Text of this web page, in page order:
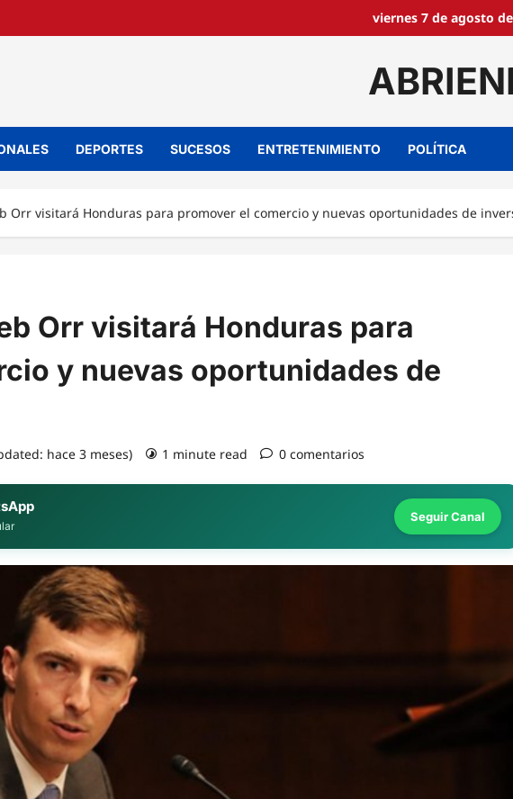
viernes 7 de agosto
DEPORTES SUCESOS ENTRETENIMIENTO POLÍTICA
Orr visitará Honduras para promover el comercio y nuevas oportunidades de
Orr visitará Honduras para
y nuevas oportunidades de
hace 3 meses) 1 minute read 0 comentarios
Seguir Canal